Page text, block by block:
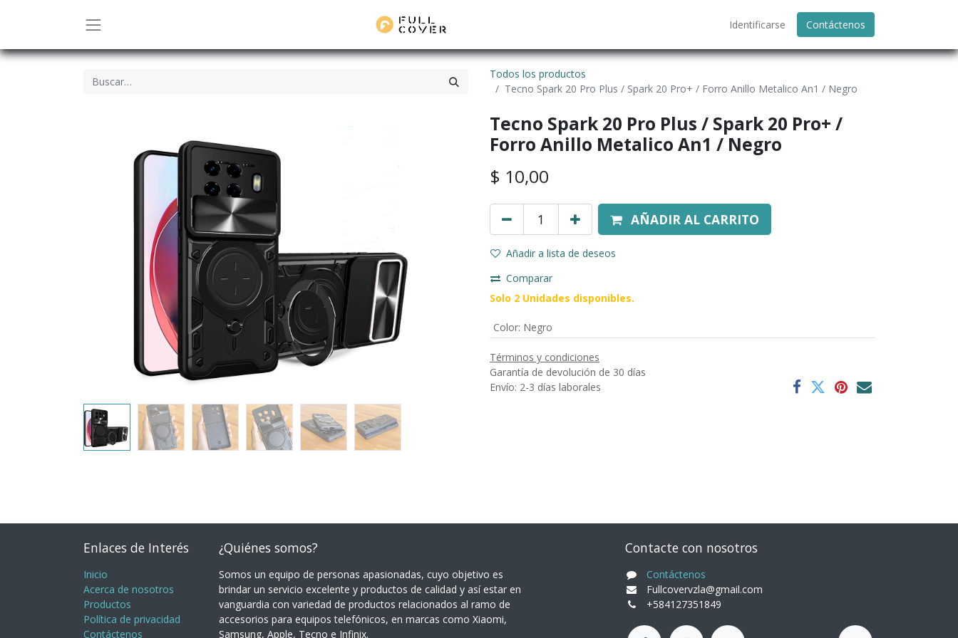
Identificarse Contáctenos
Todos los productos
Tecno Spark 20 Pro Plus / Spark 20 Pro+ / Forro Anillo Metalico An1 / Negro
Tecno Spark 20 Pro Plus / Spark 20 Pro+ /
Forro Anillo Metalico An1 / Negro
$ 10,00
AÑADIR AL CARRITO
Añadir a lista de deseos
Comparar
Solo 2 Unidades disponibles.
Color: Negro
Términos y condiciones
Garantía de devolución de 30 días
Envío: 2-3 días laborales
Enlaces de Interés
Inicio
Acerca de nosotros
Productos
Política de privacidad
Contáctenos
¿Quiénes somos?
Somos un equipo de personas apasionadas, cuyo objetivo es
brindar un servicio excelente y productos de calidad y así estar en
vanguardia con variedad de productos relacionados al ramo de
accesorios para equipos telefónicos, en marcas como Xiaomi,
Samsung, Apple, Tecno e Infinix.
Contacte con nosotros
Contáctenos
Fullcovervzla@gmail.com
+584127351849